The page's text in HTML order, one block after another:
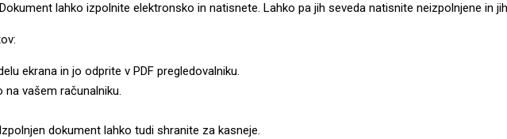
lahko izpolnite elektronsko in natisnete. Lahko pa jih seveda natisnite neizpolnjene in
ekrana in jo odprite v PDF pregledovalniku.
vašem računalniku.
dokument lahko tudi shranite za kasneje.